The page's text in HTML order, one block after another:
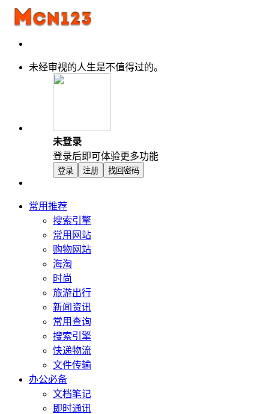
未经审视的人生是不值得过的。
未登录
登录后即可体验更多功能
登录 注册 找回密码
常用推荐
搜索引擎
常用网站
购物网站
海淘
时尚
旅游出行
新闻资讯
常用查询
搜索引擎
快递物流
文件传输
办公必备
文档笔记
即时通讯